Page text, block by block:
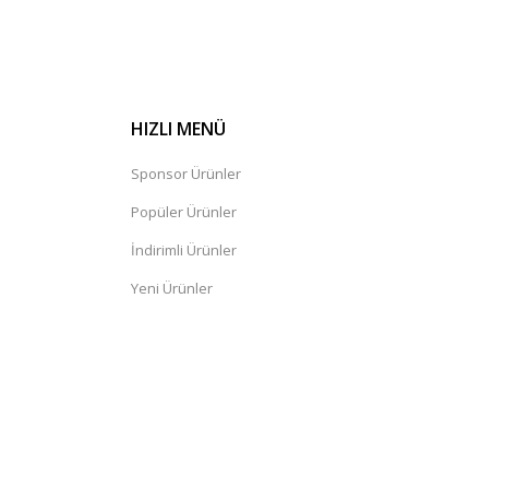
HIZLI MENÜ
Sponsor Ürünler
Popüler Ürünler
İndirimli Ürünler
Yeni Ürünler